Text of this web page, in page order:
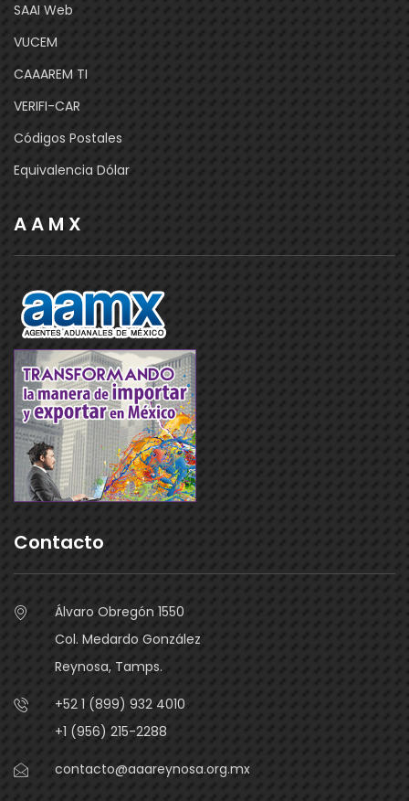
SAAI Web
VUCEM
CAAAREM TI
VERIFI-CAR
Códigos Postales
Equivalencia Dólar
A A M X
Contacto
Álvaro Obregón 1550
Col. Medardo González
Reynosa, Tamps.
+52 1 (899) 932 4010
+1 (956) 215-2288
contacto@aaareynosa.org.mx